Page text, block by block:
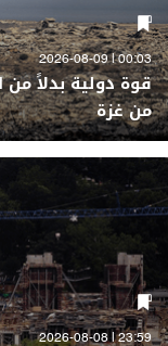
00:03 | 2026-08-09
قوة دولية بدلاً من
من غزة
23:59 | 2026-08-08